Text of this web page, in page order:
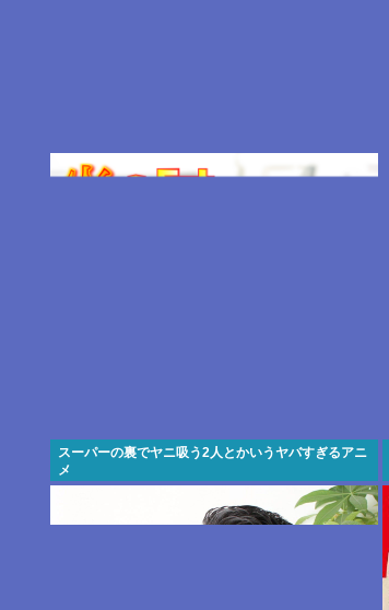
スーパーの裏でヤニ吸う2人とかいうヤバすぎるアニ
メ